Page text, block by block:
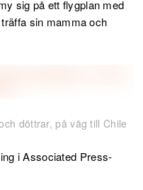
sig på ett flygplan med
sin mamma och
döttrar, på väg till Chile
i Associated Press-